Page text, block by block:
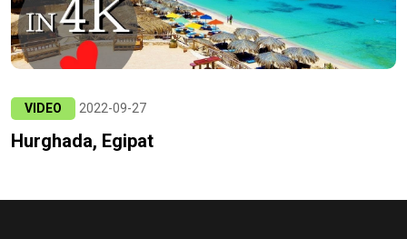
VIDEO 2022-09-27
Hurghada, Egipat